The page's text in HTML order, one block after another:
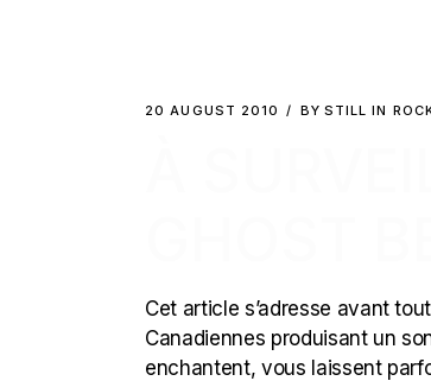
20 AUGUST 2010 BY STILL IN
Cet article s’adresse avant
Canadiennes produisant un
enchantent, vous laissent